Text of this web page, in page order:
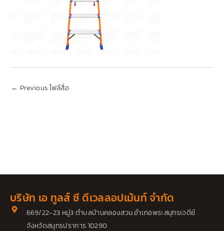
← Previous ไฟล์สื่อ
บริษัท เอ ทูลส์ ซี ดีเวลลอปเม้นท์ จำกัด
669/22-23 หมู่3 ตำบลบ้านคลองสวน อำเภอพระสมุทรเจดีย์
จังหวัดสมุทรปราการ 10290